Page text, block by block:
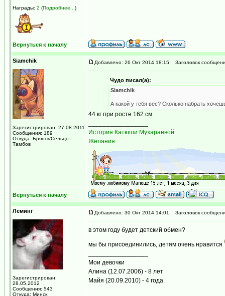
Награды: 2 (Подробнее... )
Вернуться к началу
Siamchik
Зарегистрирован: 27.08.2011
Сообщения: 189
Откуда: Брянск/Сельцо -
Тамбов
Добавлено: 26 Окт 2014 18:15 Заголовок
Чудо писал(а):
Siamchik
А какой у тебя вес? Сколько набрать
44 кг при росте 162 см.
История Катюши Мухараевой
Желания
Вернуться к началу
Леминг
Зарегистрирован:
28.05.2012
Сообщения: 543
Откуда: Минск
Добавлено: 30 Окт 2014 14:01 Заголовок
в этом году будет детский обмен?
мы бы присоединились, детям очень нравится
Мои девочки
Алина (12.07.2006) - 8 лет
Майя (20.09.2010) - 4 года